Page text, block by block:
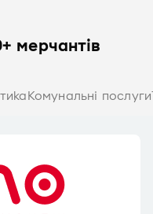
мерчантів
Комунальні послуги